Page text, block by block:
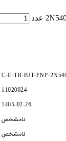
C-E-TR-BJT-PNP-
11020024
1405-02-26
نامشخص
نامشخص